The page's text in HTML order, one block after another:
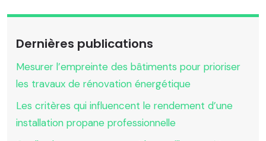
Dernières publications
Mesurer l’empreinte des bâtiments pour prioriser
les travaux de rénovation énergétique
Les critères qui influencent le rendement d’une
installation propane professionnelle